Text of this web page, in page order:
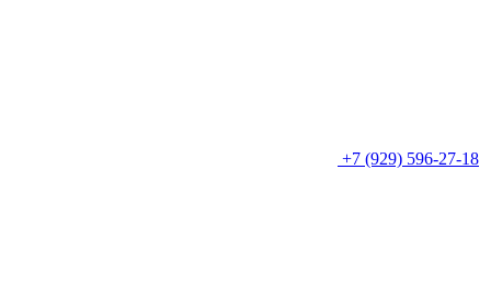
+7 (929) 596-27-18